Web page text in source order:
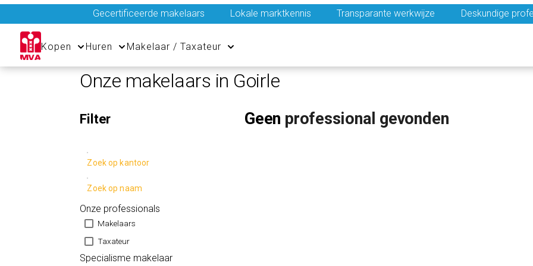
Gecertificeerde makelaars Lokale marktkennis Transparante werkwijze Deskundige
Kopen Huren Makelaar / Taxateur
Onze makelaars in Goirle
Filter
Zoek op kantoor
Zoek op naam
Onze professionals
Makelaars
Taxateur
Specialisme makelaar
Geen professional gevonden